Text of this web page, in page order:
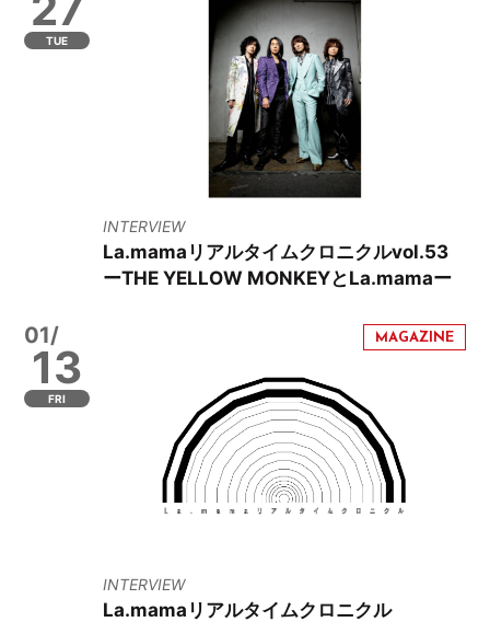
TUE
INTERVIEW
La.mamaリアルタイムクロニクルvol.53
ーTHE YELLOW MONKEYとLa.mamaー
01/
13
FRI
INTERVIEW
La.mamaリアルタイムクロニクル